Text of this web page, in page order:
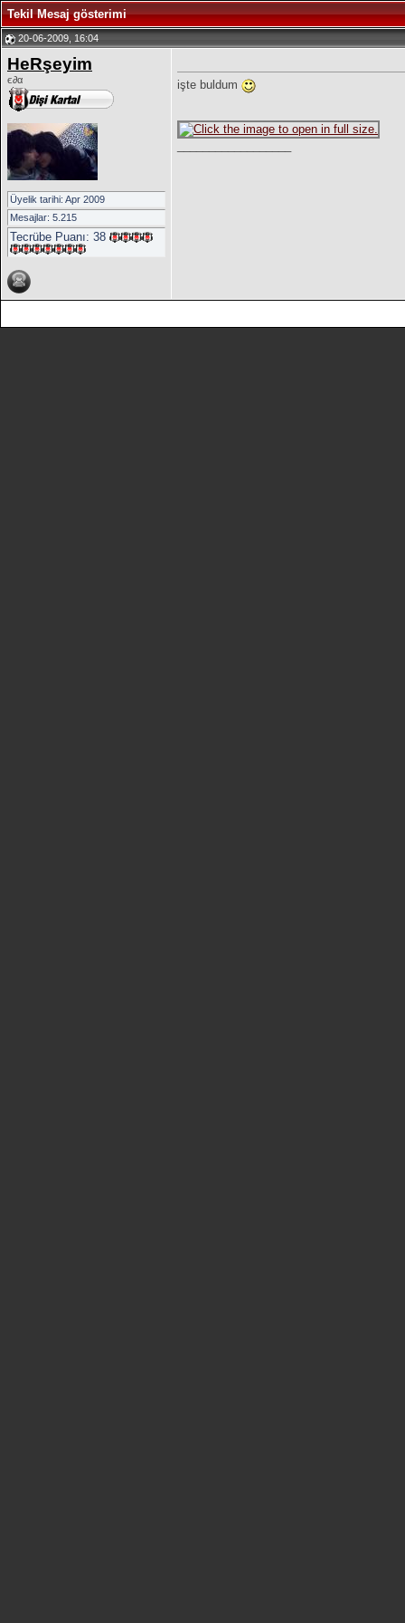
Tekil Mesaj gösterimi
20-06-2009, 16:04
HeRşeyim
є∂α
Üyelik tarihi: Apr 2009
Mesajlar: 5.215
Tecrübe Puanı: 38
işte buldum